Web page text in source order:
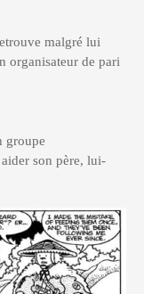
malgré lui
organisateur de pari
groupe
son père, lui-